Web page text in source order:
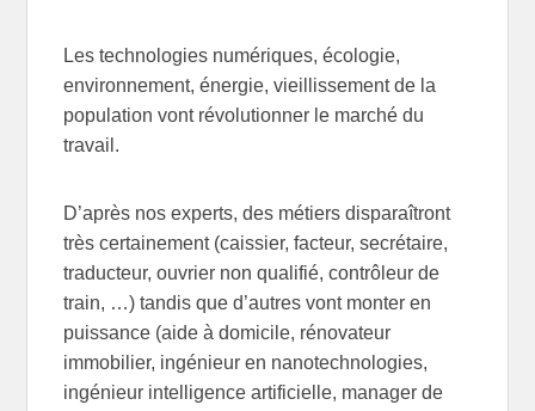
Les technologies numériques, écologie,
environnement, énergie, vieillissement de la
population vont révolutionner le marché du
travail.
D’après nos experts, des métiers disparaîtront
très certainement (caissier, facteur, secrétaire,
traducteur, ouvrier non qualifié, contrôleur de
train, …) tandis que d’autres vont monter en
puissance (aide à domicile, rénovateur
immobilier, ingénieur en nanotechnologies,
ingénieur intelligence artificielle, manager de